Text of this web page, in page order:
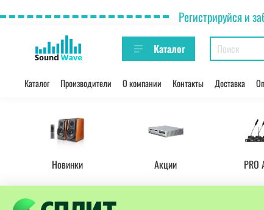
Регистрируйся и
Каталог
Каталог Производители О компании Контакты Доставка
Новинки Акции PRO